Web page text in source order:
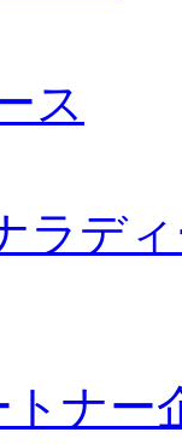
ス
ラデ
トナー